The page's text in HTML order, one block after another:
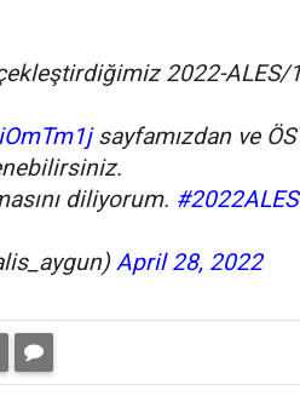
2022-ALES/
sayfamızdan ve
diliyorum. #2022ALES
April 28, 2022